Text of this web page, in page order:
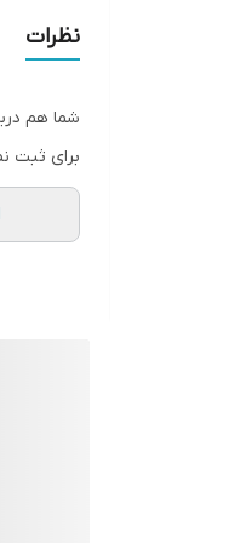
نظرات
شما هم
برای ثبت